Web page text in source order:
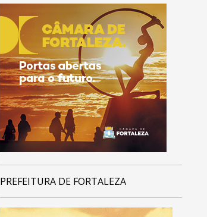
PREFEITURA DE FORTALEZA